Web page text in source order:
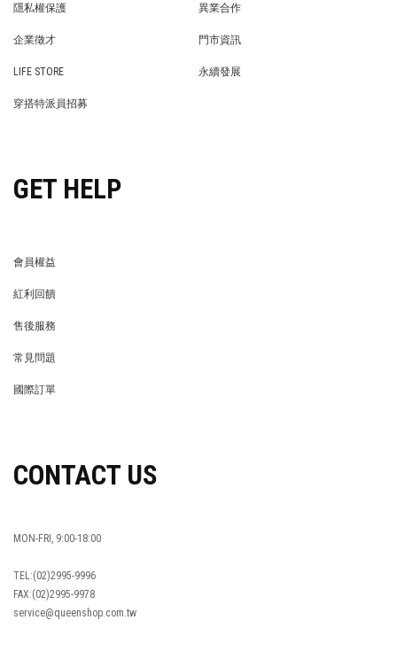
隱私權保護
異業合作
企業徵才
門市資訊
LIFE STORE
永續發展
穿搭特派員招募
GET HELP
會員權益
紅利回饋
售後服務
常見問題
國際訂單
CONTACT US
MON-FRI, 9:00-18:00
TEL:(02)2995-9996
FAX:(02)2995-9978
service@queenshop.com.tw